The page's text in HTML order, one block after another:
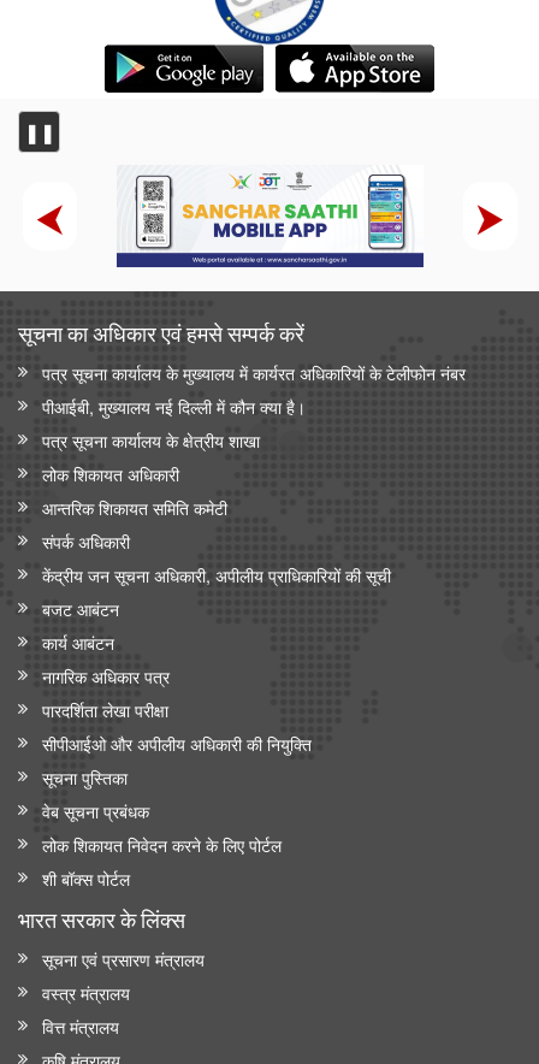
❚❚
सूचना का अधिकार एवं हमसे सम्‍पर्क करें
पत्र सूचना कार्यालय के मुख्यालय में कार्यरत अधिकारियों के टेलीफोन नंबर
पीआईबी, मुख्यालय नई दिल्ली में कौन क्या है।
पत्र सूचना कार्यालय के क्षेत्रीय शाखा
लोक शिकायत अधिकारी
आन्‍तरिक शिकायत समिति कमेटी
संपर्क अधिकारी
केंद्रीय जन सूचना अधिकारी, अपीलीय प्राधिकारियों की सूची
बजट आबंटन
कार्य आबंटन
नागरिक अधिकार पत्र
पारदर्शिता लेखा परीक्षा
सीपीआईओ और अपी‍लीय अधिकारी की नियुक्ति
सूचना पुस्तिका
वेब सूचना प्रबंधक
लोक शिकायत निवेदन करने के लिए पोर्टल
शी बॉक्स पोर्टल
भारत सरकार के लिंक्‍स
सूचना एवं प्रसारण मंत्रालय
वस्त्र मंत्रालय
वित्त मंत्रालय